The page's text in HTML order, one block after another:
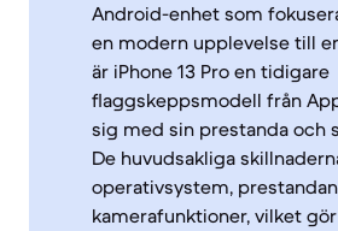
Android-enhet som
en modern upplevelse till
är iPhone 13 Pro en tidigare
flaggskeppsmodell från
sig med sin prestanda och
De huvudsakliga
operativsystem,
kamerafunktioner, vilket